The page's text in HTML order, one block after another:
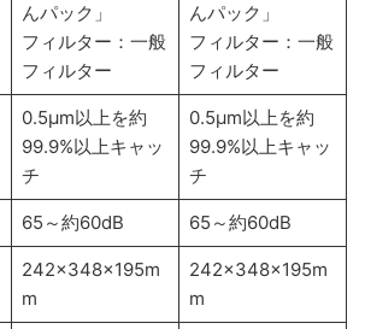
んパック」
フィルター：一般
フィルター
んパック」
フィルター：一般
フィルター
0.5μm以上を約
99.9%以上キャッ
チ
0.5μm以上を約
99.9%以上キャッ
チ
65～約60dB 65～約60dB
242×348×195m
m
242×348×195m
m